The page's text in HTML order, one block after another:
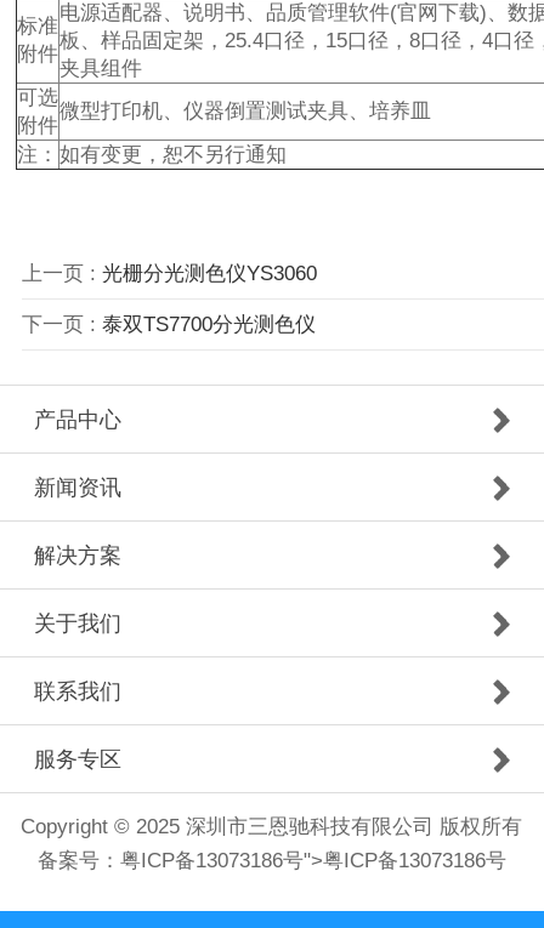
标准
附件
电源适配器、说明书、品质管理软件(官网下载)、数
板、样品固定架，25.4口径，15口径，8口径，4口
夹具组件
可选
附件
微型打印机、仪器倒置测试夹具、培养皿
注： 如有变更，恕不另行通知
上一页 : 光栅分光测色仪YS3060
下一页 : 泰双TS7700分光测色仪
产品中心
新闻资讯
解决方案
关于我们
联系我们
服务专区
Copyright © 2025 深圳市三恩驰科技有限公司 版权所有
备案号： 粤ICP备13073186号">粤ICP备13073186号